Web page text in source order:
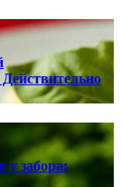
у забора: